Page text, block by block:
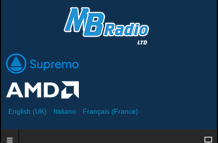
English (UK) Italiano Français (France)